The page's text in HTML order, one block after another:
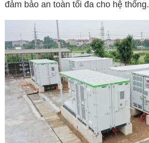
đảm bảo an toàn tối đa cho hệ thống.